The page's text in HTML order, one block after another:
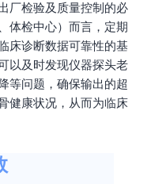
厂检验及质量控制的必
体检中心）而言，定期
床诊断数据可靠性的基
以及时发现仪器探头老
等问题，确保输出的超
健康状况，从而为临床